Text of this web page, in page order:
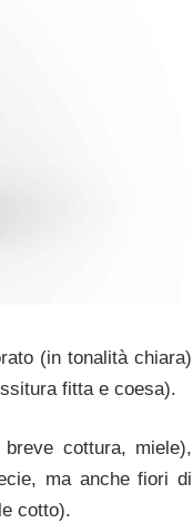
(in tonalità chiara)
fitta e coesa).
cottura, miele),
ma anche fiori di
cotto).